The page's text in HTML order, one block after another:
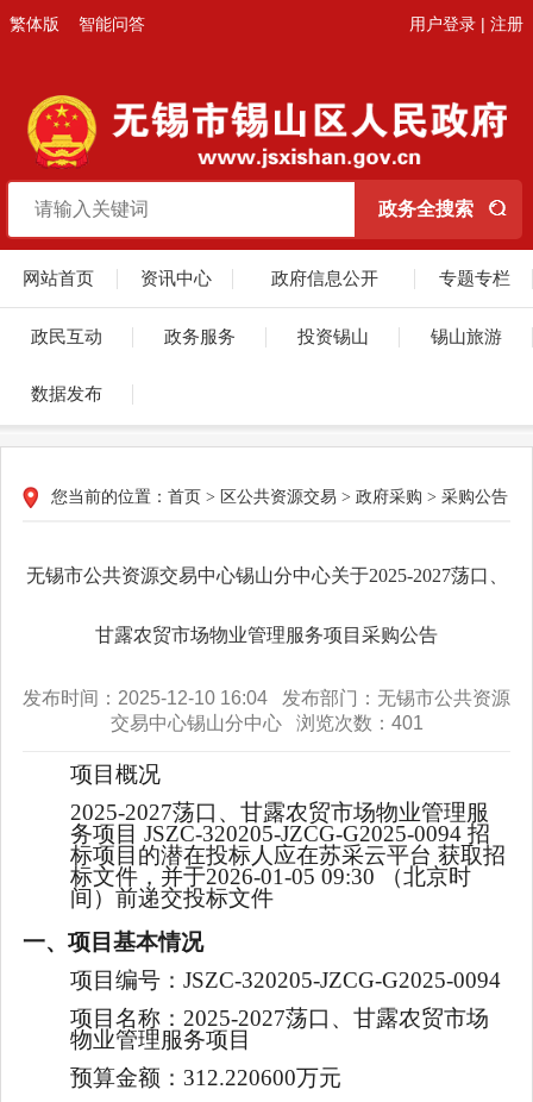
繁体版 智能问答 用户登录 | 注册
网站首页 资讯中心 政府信息公开 专题专栏
政民互动 政务服务 投资锡山 锡山旅游
数据发布
您当前的位置： 首页 > 区公共资源交易 > 政府采购 > 采购公告
无锡市公共资源交易中心锡山分中心关于2025-2027荡口、
甘露农贸市场物业管理服务项目采购公告
发布时间：2025-12-10 16:04 发布部门：无锡市公共资源
交易中心锡山分中心 浏览次数： 401
项目概况
2025-2027荡口、甘露农贸市场物业管理服
务项目 JSZC-320205-JZCG-G2025-0094 招
标项目的潜在投标人应在苏采云平台 获取招
标文件，并于2026-01-05 09:30 （北京时
间）前递交投标文件
一、项目基本情况
项目编号： JSZC-320205-JZCG-G2025-0094
项目名称： 2025-2027荡口、甘露农贸市场
物业管理服务项目
预算金额： 312.220600万元